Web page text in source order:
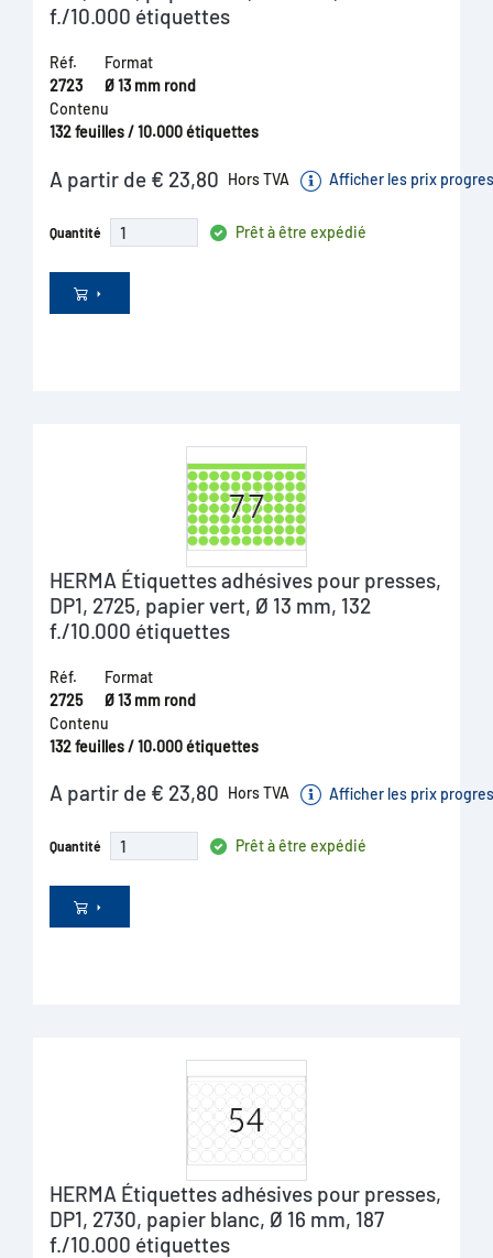
f./10.000 étiquettes
Réf.
2723
Format
Ø 13 mm rond
Contenu
132 feuilles / 10.000 étiquettes
A partir de € 23,80 Hors TVA Afficher les prix
Quantité Prêt à être expédié
HERMA Étiquettes adhésives pour presses,
DP1, 2725, papier vert, Ø 13 mm, 132
f./10.000 étiquettes
Réf.
2725
Format
Ø 13 mm rond
Contenu
132 feuilles / 10.000 étiquettes
A partir de € 23,80 Hors TVA Afficher les prix
Quantité Prêt à être expédié
HERMA Étiquettes adhésives pour presses,
DP1, 2730, papier blanc, Ø 16 mm, 187
f./10.000 étiquettes